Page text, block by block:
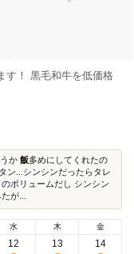
す！ 黒毛和牛を低価格
か 飯多めにしてくれたの
ン...シンシンだったらタレ
ボリュームだし シンシン
が...
水
12
木
13
金
14